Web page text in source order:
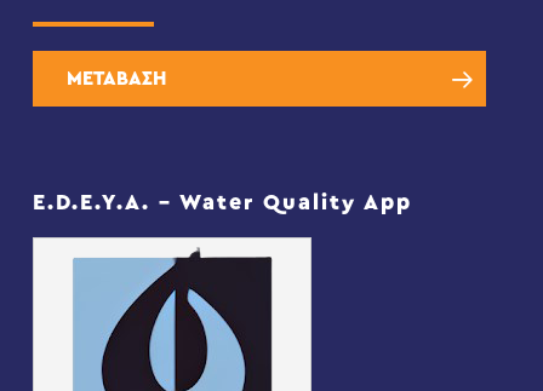
ΜΕΤΑΒΑΣΗ
E.D.E.Y.A. – Water Quality App